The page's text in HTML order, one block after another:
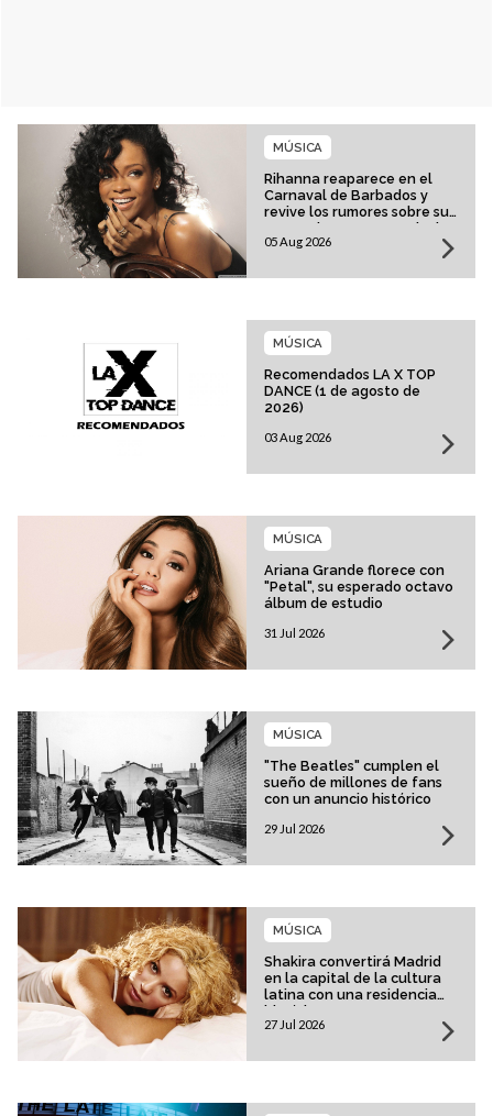
Rihanna reaparece en el
Carnaval de Barbados y
revive los rumores sobre su
esperado regreso musical
MÚSICA
05 Aug 2026
Recomendados LA X TOP
DANCE (1 de agosto de
2026)
MÚSICA
03 Aug 2026
Ariana Grande florece con
"Petal", su esperado octavo
álbum de estudio
MÚSICA
31 Jul 2026
"The Beatles" cumplen el
sueño de millones de fans
con un anuncio histórico
MÚSICA
29 Jul 2026
Shakira convertirá Madrid
en la capital de la cultura
latina con una residencia
histórica
MÚSICA
27 Jul 2026